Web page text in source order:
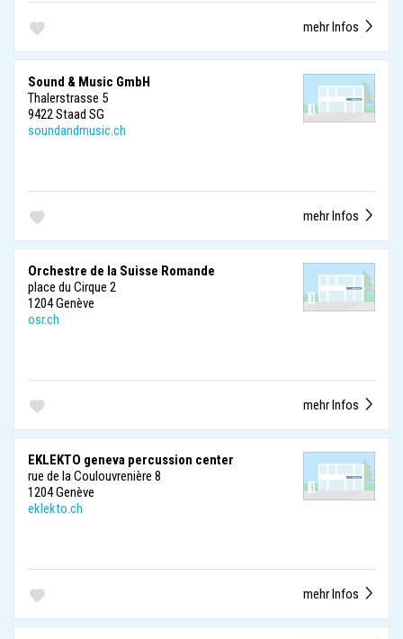
mehr Infos
Sound & Music GmbH
Thalerstrasse 5
9422 Staad SG
soundandmusic.ch
mehr Infos
Orchestre de la Suisse Romande
place du Cirque 2
1204 Genève
osr.ch
mehr Infos
EKLEKTO geneva percussion center
rue de la Coulouvrenière 8
1204 Genève
eklekto.ch
mehr Infos